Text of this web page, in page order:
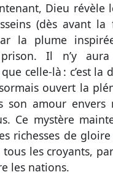
Dieu révèle
(dès avant
la plume
Il n’y aura
celle-là : c’est la
ouvert la
son amour envers
Ce mystère
richesses de
tous les croyants,
les nations.